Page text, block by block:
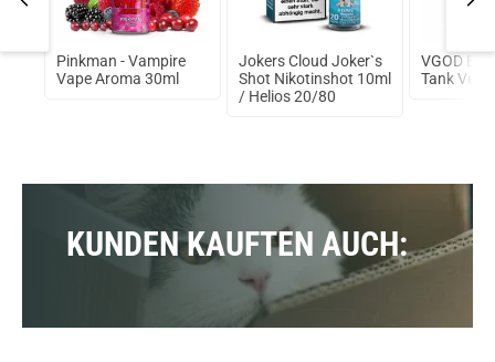
Pinkman - Vampire
Vape Aroma 30ml
Jokers Cloud Joker`s
Shot Nikotinshot 10ml
/ Helios 20/80
VGOD
Tank
KUNDEN KAUFTEN AUCH: